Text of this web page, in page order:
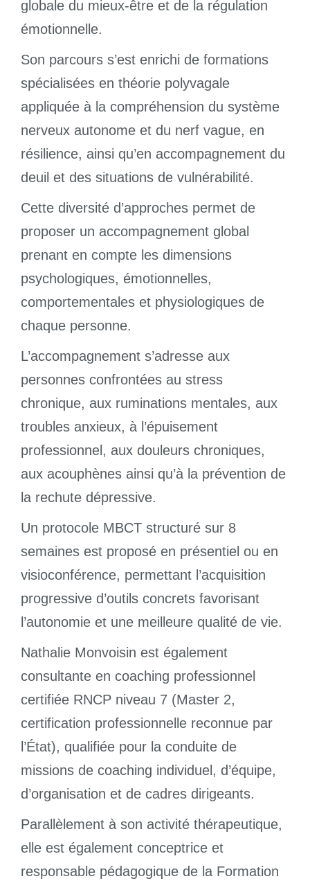
globale du mieux-être et de la régulation
émotionnelle.
Son parcours s’est enrichi de formations
spécialisées en théorie polyvagale
appliquée à la compréhension du système
nerveux autonome et du nerf vague, en
résilience, ainsi qu’en accompagnement du
deuil et des situations de vulnérabilité.
Cette diversité d’approches permet de
proposer un accompagnement global
prenant en compte les dimensions
psychologiques, émotionnelles,
comportementales et physiologiques de
chaque personne.
L’accompagnement s’adresse aux
personnes confrontées au stress
chronique, aux ruminations mentales, aux
troubles anxieux, à l’épuisement
professionnel, aux douleurs chroniques,
aux acouphènes ainsi qu’à la prévention de
la rechute dépressive.
Un protocole MBCT structuré sur 8
semaines est proposé en présentiel ou en
visioconférence, permettant l’acquisition
progressive d’outils concrets favorisant
l’autonomie et une meilleure qualité de vie.
Nathalie Monvoisin est également
consultante en coaching professionnel
certifiée RNCP niveau 7 (Master 2,
certification professionnelle reconnue par
l’État), qualifiée pour la conduite de
missions de coaching individuel, d’équipe,
d’organisation et de cadres dirigeants.
Parallèlement à son activité thérapeutique,
elle est également conceptrice et
responsable pédagogique de la Formation